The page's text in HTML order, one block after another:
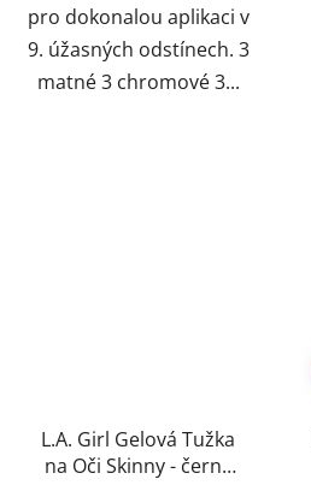
pro dokonalou aplikaci v
9. úžasných odstínech. 3
matné 3 chromové 3...
L.A. Girl Gelová Tužka
na Oči Skinny - černá